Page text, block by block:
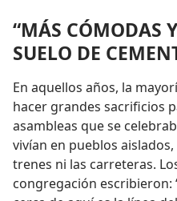
“MÁS CÓMODAS
SUELO DE
En aquellos años, la
hacer grandes sacrificios
asambleas que se
vivían en pueblos
trenes ni las carreteras.
congregación escribieron: